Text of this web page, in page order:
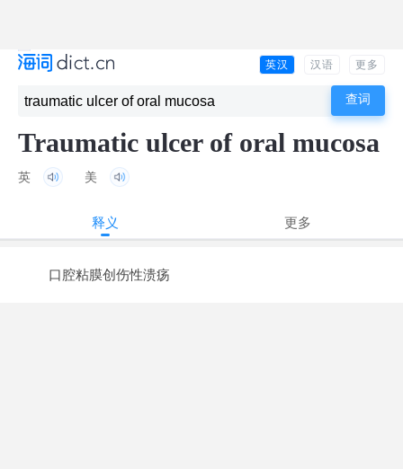
英汉 汉语 更多
Traumatic ulcer of oral mucosa
英 美
释义 更多
口腔粘膜创伤性溃疡